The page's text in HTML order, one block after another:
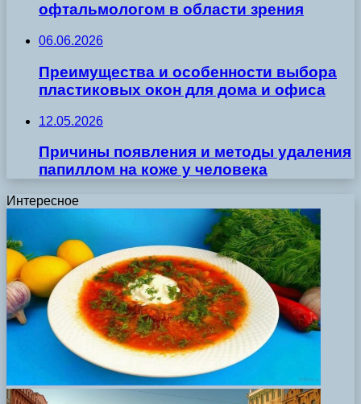
офтальмологом в области зрения
06.06.2026
Преимущества и особенности выбора
пластиковых окон для дома и офиса
12.05.2026
Причины появления и методы удаления
папиллом на коже у человека
Интересное